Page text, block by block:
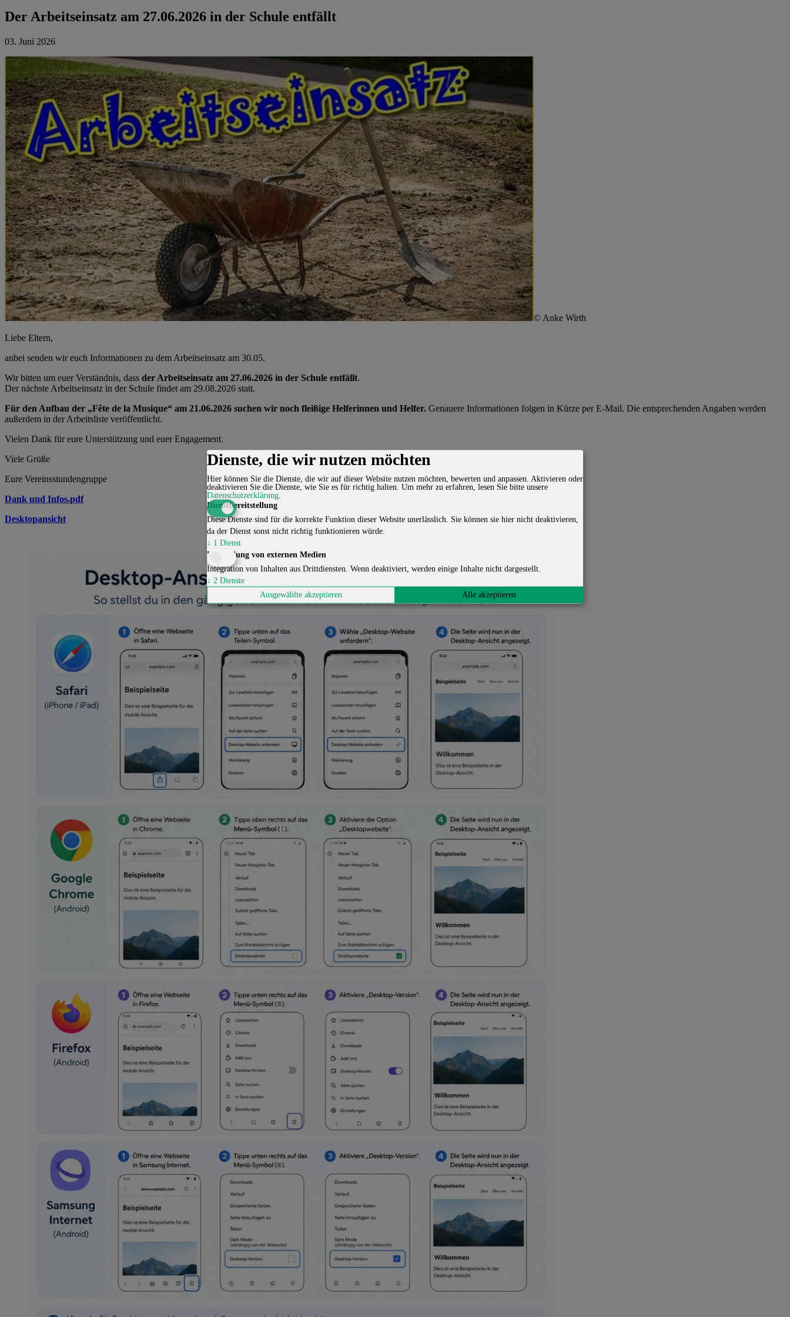
Der Arbeitseinsatz am 27.06.2026 in der Schule entfällt
03. Juni 2026
© Anke Wirth
Liebe Eltern,
anbei senden wir euch Informationen zu dem Arbeitseinsatz am 30.05.
Wir bitten um euer Verständnis, dass der Arbeitseinsatz am 27.06.2026 in der Schule entfällt.
Der nächste Arbeitseinsatz in der Schule findet am 29.08.2026 statt.
Für den Aufbau der „Fête de la Musique“ am 21.06.2026 suchen wir noch fleißige Helferinnen und Helfer. Genauere Informationen folgen in Kürze per E-Mail. Die entsprechenden Angaben werden
außerdem in der Arbeitsliste veröffentlicht.
Vielen Dank für eure Unterstützung und euer Engagement.
Viele Grüße
Eure Vereinsstundengruppe
Dank und Infos.pdf
Desktopansicht
Dienste, die wir nutzen möchten
Hier können Sie die Dienste, die wir auf dieser Website nutzen möchten, bewerten und anpassen. Aktivieren oder
deaktivieren Sie die Dienste, wie Sie es für richtig halten. Um mehr zu erfahren, lesen Sie bitte unsere
Datenschutzerklärung
Dienstbereitstellung
Diese Dienste sind für die korrekte Funktion dieser Website unerlässlich. Sie können sie hier nicht deaktivieren,
da der Dienst sonst nicht richtig funktionieren würde.
↓ 1 Dienst
Einbindung von externen Medien
Integration von Inhalten aus Drittdiensten. Wenn deaktiviert, werden einige Inhalte nicht dargestellt.
↓ 2 Dienste
Ausgewählte akzeptieren
Alle akzeptieren